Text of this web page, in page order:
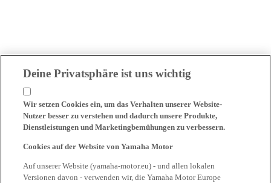
Deine Privatsphäre ist uns wichtig
Wir setzen Cookies ein, um das Verhalten unserer Website-
Nutzer besser zu verstehen und dadurch unsere Produkte,
Dienstleistungen und Marketingbemühungen zu verbessern.
Cookies auf der Website von Yamaha Motor
Auf unserer Website (yamaha-motor.eu) - und allen lokalen
Versionen davon - verwenden wir, die Yamaha Motor Europe